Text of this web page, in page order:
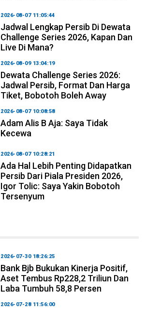
2026-08-07 11:05:44
Jadwal Lengkap Persib Di Dewata
Challenge Series 2026, Kapan Dan
Live Di Mana?
2026-08-09 13:04:19
Dewata Challenge Series 2026:
Jadwal Persib, Format Dan Harga
Tiket, Bobotoh Boleh Away
2026-08-07 10:08:58
Adam Alis B Aja: Saya Tidak
Kecewa
2026-08-07 10:28:21
Ada Hal Lebih Penting Didapatkan
Persib Dari Piala Presiden 2026,
Igor Tolic: Saya Yakin Bobotoh
Tersenyum
2026-07-30 18:26:25
Bank Bjb Bukukan Kinerja Positif,
Aset Tembus Rp228,2 Triliun Dan
Laba Tumbuh 58,8 Persen
2026-07-28 11:56:00